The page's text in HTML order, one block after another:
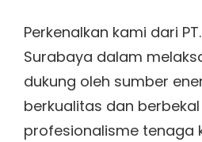
Perkenalkan kami dari
Surabaya dalam
dukung oleh sumber
berkualitas dan
profesionalisme tenaga